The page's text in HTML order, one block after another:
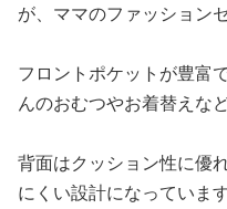
が、ママのファッション
フロントポケットが豊富
んのおむつやお着替えな
背面はクッション性に優
にくい設計になっています